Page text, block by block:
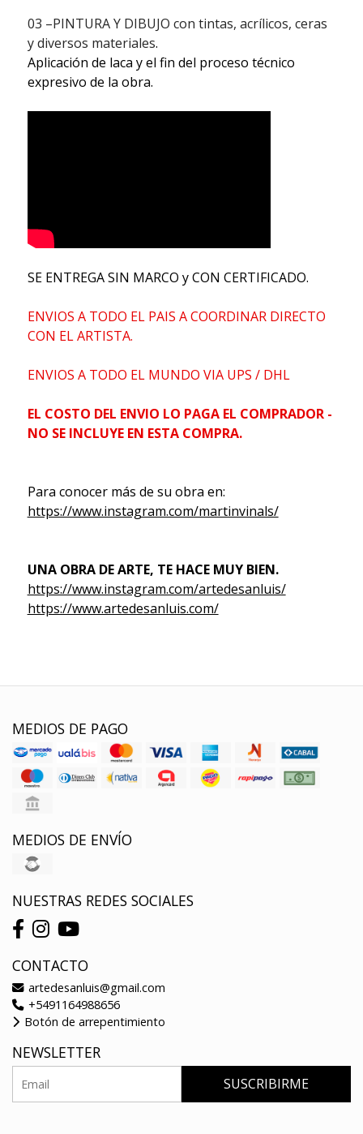
03 –PINTURA Y DIBUJO con tintas, acrílicos, ceras
y diversos materiales.
Aplicación de laca y el fin del proceso técnico
expresivo de la obra.
SE ENTREGA SIN MARCO y CON CERTIFICADO.
ENVIOS A TODO EL PAIS A COORDINAR DIRECTO
CON EL ARTISTA.
ENVIOS A TODO EL MUNDO VIA UPS / DHL
EL COSTO DEL ENVIO LO PAGA EL COMPRADOR -
NO SE INCLUYE EN ESTA COMPRA.
Para conocer más de su obra en:
https://www.instagram.com/martinvinals/
UNA OBRA DE ARTE, TE HACE MUY BIEN.
https://www.instagram.com/artedesanluis/
https://www.artedesanluis.com/
MEDIOS DE PAGO
MEDIOS DE ENVÍO
NUESTRAS REDES SOCIALES
CONTACTO
artedesanluis@gmail.com
+5491164988656
Botón de arrepentimiento
NEWSLETTER
SUSCRIBIRME